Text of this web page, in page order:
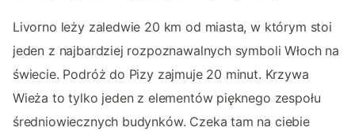
Livorno leży zaledwie 20 km od miasta, w którym stoi
jeden z najbardziej rozpoznawalnych symboli Włoch na
świecie. Podróż do Pizy zajmuje 20 minut. Krzywa
Wieża to tylko jeden z elementów pięknego zespołu
średniowiecznych budynków. Czeka tam na ciebie